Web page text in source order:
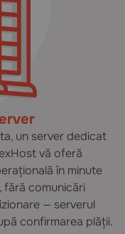
un server dedicat
vă oferă
în minute
fără comunicări
— serverul
confirmarea plății.